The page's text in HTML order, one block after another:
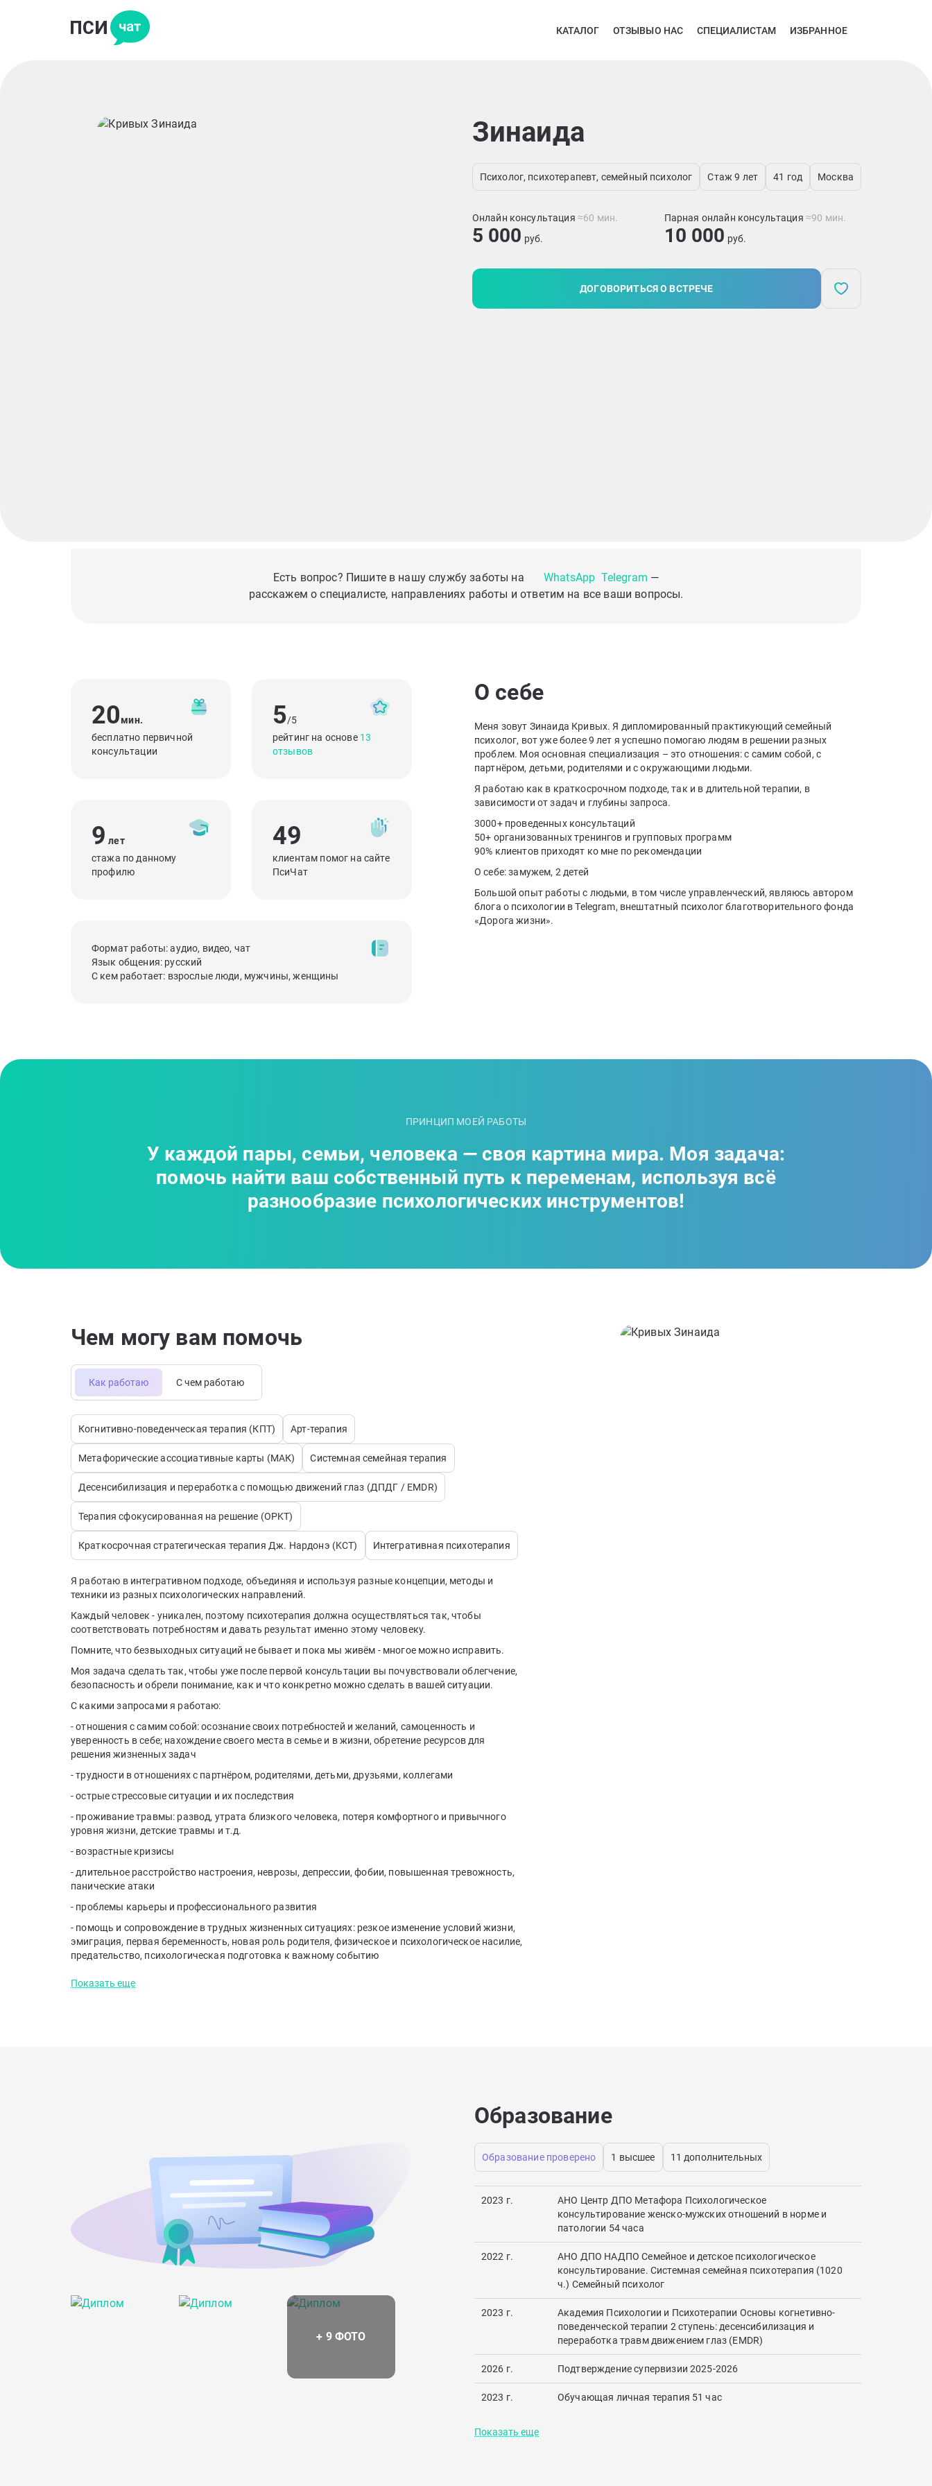
КАТАЛОГ ОТЗЫВЫО НАС СПЕЦИАЛИСТАМ ИЗБРАННОЕ
Зинаида
Психолог, психотерапевт, семейный психолог Стаж 9 лет 41 год Москва
Онлайн консультация ≈60 мин.
5 000 руб.
Парная онлайн консультация ≈90 мин.
10 000 руб.
ДОГОВОРИТЬСЯ О ВСТРЕЧЕ
Есть вопрос? Пишите в нашу службу заботы на WhatsApp Telegram —
расскажем о специалисте, направлениях работы и ответим на все ваши вопросы.
20мин.
бесплатно первичной
консультации
5/5
рейтинг на основе 13
отзывов
9 лет
стажа по данному
профилю
49
клиентам помог на сайте
ПсиЧат
Формат работы: аудио, видео, чат
Язык общения: русский
С кем работает: взрослые люди, мужчины, женщины
О себе
Меня зовут Зинаида Кривых. Я дипломированный практикующий семейный
психолог, вот уже более 9 лет я успешно помогаю людям в решении разных
проблем. Моя основная специализация – это отношения: с самим собой, с
партнёром, детьми, родителями и с окружающими людьми.
Я работаю как в краткосрочном подходе, так и в длительной терапии, в
зависимости от задач и глубины запроса.
3000+ проведенных консультаций
50+ организованных тренингов и групповых программ
90% клиентов приходят ко мне по рекомендации
О себе: замужем, 2 детей
Большой опыт работы с людьми, в том числе управленческий, являюсь автором
блога о психологии в Telegram, внештатный психолог благотворительного фонда
«Дорога жизни».
ПРИНЦИП МОЕЙ РАБОТЫ
У каждой пары, семьи, человека — своя картина мира. Моя задача:
помочь найти ваш собственный путь к переменам, используя всё
разнообразие психологических инструментов!
Чем могу вам помочь
Как работаю С чем работаю
Когнитивно-поведенческая терапия (КПТ) Арт-терапия
Метафорические ассоциативные карты (МАК) Системная семейная терапия
Десенсибилизация и переработка с помощью движений глаз (ДПДГ / EMDR)
Терапия сфокусированная на решение (OPKT)
Краткосрочная стратегическая терапия Дж. Нардонэ (KCT) Интегративная психотерапия
Я работаю в интегративном подходе, объединяя и используя разные концепции, методы и
техники из разных психологических направлений.
Каждый человек - уникален, поэтому психотерапия должна осуществляться так, чтобы
соответствовать потребностям и давать результат именно этому человеку.
Помните, что безвыходных ситуаций не бывает и пока мы живём - многое можно исправить.
Моя задача сделать так, чтобы уже после первой консультации вы почувствовали облегчение,
безопасность и обрели понимание, как и что конкретно можно сделать в вашей ситуации.
С какими запросами я работаю:
- отношения с самим собой: осознание своих потребностей и желаний, самоценность и
уверенность в себе; нахождение своего места в семье и в жизни, обретение ресурсов для
решения жизненных задач
- трудности в отношениях с партнёром, родителями, детьми, друзьями, коллегами
- острые стрессовые ситуации и их последствия
- проживание травмы: развод, утрата близкого человека, потеря комфортного и привычного
уровня жизни, детские травмы и т.д.
- возрастные кризисы
- длительное расстройство настроения, неврозы, депрессии, фобии, повышенная тревожность,
панические атаки
- проблемы карьеры и профессионального развития
- помощь и сопровождение в трудных жизненных ситуациях: резкое изменение условий жизни,
эмиграция, первая беременность, новая роль родителя, физическое и психологическое насилие,
предательство, психологическая подготовка к важному событию
Показать еще
Образование
Образование проверено 1 высшее 11 дополнительных
2023 г.
АНО Центр ДПО Метафора Психологическое
консультирование женско-мужских отношений в норме и
патологии 54 часа
2022 г.
АНО ДПО НАДПО Семейное и детское психологическое
консультирование. Системная семейная психотерапия (1020
ч.) Семейный психолог
2023 г.
Академия Психологии и Психотерапии Основы когнетивно-
поведенческой терапии 2 ступень: десенсибилизация и
переработка травм движением глаз (EMDR)
2026 г. Подтверждение супервизии 2025-2026
2023 г. Обучающая личная терапия 51 час
Показать еще